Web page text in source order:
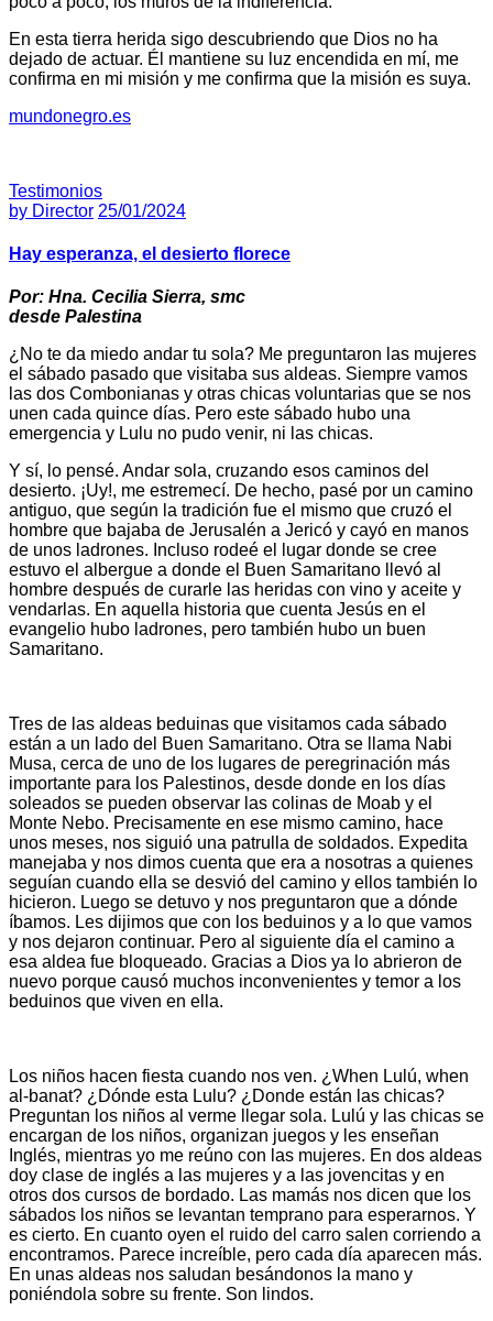
En esta tierra herida sigo descubriendo que Dios no ha
dejado de actuar. Él mantiene su luz encendida en mí, me
confirma en mi misión y me confirma que la misión es suya.
mundonegro.es
Testimonios
by Director 25/01/2024
Hay esperanza, el desierto florece
Por: Hna. Cecilia Sierra, smc
desde Palestina
¿No te da miedo andar tu sola? Me preguntaron las mujeres
el sábado pasado que visitaba sus aldeas. Siempre vamos
las dos Combonianas y otras chicas voluntarias que se nos
unen cada quince días. Pero este sábado hubo una
emergencia y Lulu no pudo venir, ni las chicas.
Y sí, lo pensé. Andar sola, cruzando esos caminos del
desierto. ¡Uy!, me estremecí. De hecho, pasé por un camino
antiguo, que según la tradición fue el mismo que cruzó el
hombre que bajaba de Jerusalén a Jericó y cayó en manos
de unos ladrones. Incluso rodeé el lugar donde se cree
estuvo el albergue a donde el Buen Samaritano llevó al
hombre después de curarle las heridas con vino y aceite y
vendarlas. En aquella historia que cuenta Jesús en el
evangelio hubo ladrones, pero también hubo un buen
Samaritano.
Tres de las aldeas beduinas que visitamos cada sábado
están a un lado del Buen Samaritano. Otra se llama Nabi
Musa, cerca de uno de los lugares de peregrinación más
importante para los Palestinos, desde donde en los días
soleados se pueden observar las colinas de Moab y el
Monte Nebo. Precisamente en ese mismo camino, hace
unos meses, nos siguió una patrulla de soldados. Expedita
manejaba y nos dimos cuenta que era a nosotras a quienes
seguían cuando ella se desvió del camino y ellos también lo
hicieron. Luego se detuvo y nos preguntaron que a dónde
íbamos. Les dijimos que con los beduinos y a lo que vamos
y nos dejaron continuar. Pero al siguiente día el camino a
esa aldea fue bloqueado. Gracias a Dios ya lo abrieron de
nuevo porque causó muchos inconvenientes y temor a los
beduinos que viven en ella.
Los niños hacen fiesta cuando nos ven. ¿When Lulú, when
al-banat? ¿Dónde esta Lulu? ¿Donde están las chicas?
Preguntan los niños al verme llegar sola. Lulú y las chicas se
encargan de los niños, organizan juegos y les enseñan
Inglés, mientras yo me reúno con las mujeres. En dos aldeas
doy clase de inglés a las mujeres y a las jovencitas y en
otros dos cursos de bordado. Las mamás nos dicen que los
sábados los niños se levantan temprano para esperarnos. Y
es cierto. En cuanto oyen el ruido del carro salen corriendo a
encontramos. Parece increíble, pero cada día aparecen más.
En unas aldeas nos saludan besándonos la mano y
poniéndola sobre su frente. Son lindos.